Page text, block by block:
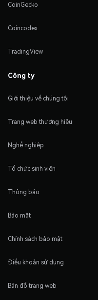
CoinGecko
Coincodex
TradingView
Công ty
Giới thiệu về chúng tôi
Trang web thương hiệu
Nghề nghiệp
Tổ chức sinh viên
Thông báo
Bảo mật
Chính sách bảo mật
Điều khoản sử dụng
Bản đồ trang web